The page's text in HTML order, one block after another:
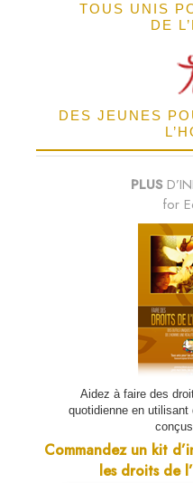
TOUS UNIS
DE
DES JEUNES
PLUS
for
Aidez à faire des
quotidienne en utilisant
Commandez un kit
les droits de